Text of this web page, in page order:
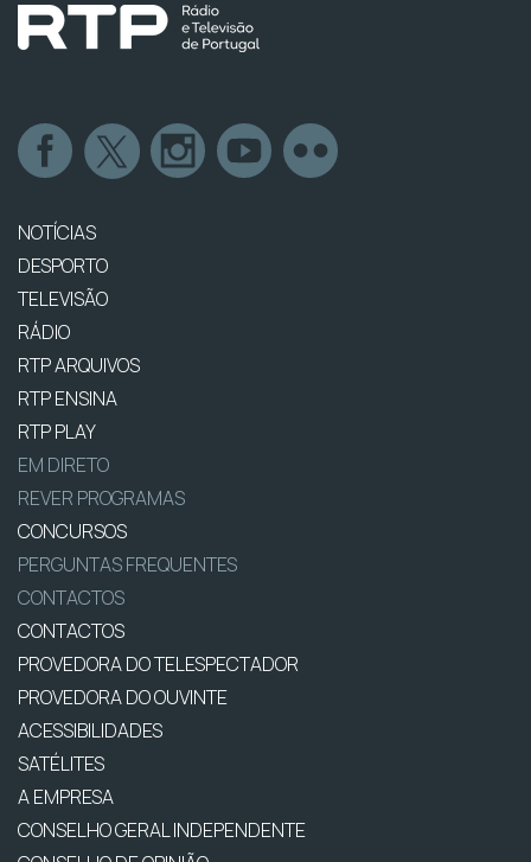
NOTÍCIAS
DESPORTO
TELEVISÃO
RÁDIO
RTP ARQUIVOS
RTP ENSINA
RTP PLAY
EM DIRETO
REVER PROGRAMAS
CONCURSOS
PERGUNTAS FREQUENTES
CONTACTOS
CONTACTOS
PROVEDORA DO TELESPECTADOR
PROVEDORA DO OUVINTE
ACESSIBILIDADES
SATÉLITES
A EMPRESA
CONSELHO GERAL INDEPENDENTE